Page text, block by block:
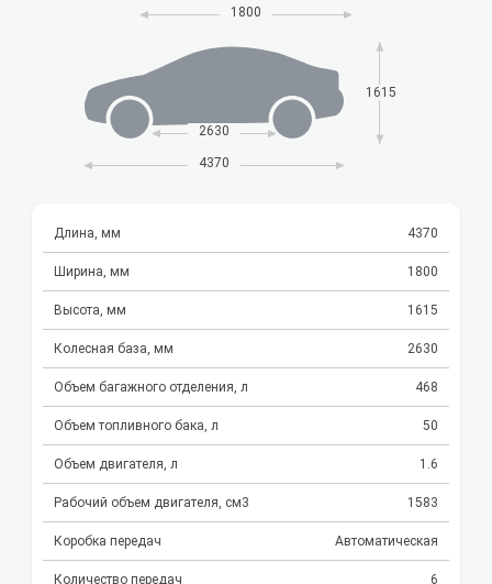
1800
2630
1615
4370
Длина, мм 4370
Ширина, мм 1800
Высота, мм 1615
Колесная база, мм 2630
Объем багажного отделения, л 468
Объем топливного бака, л 50
Объем двигателя, л 1.6
Рабочий объем двигателя, см3 1583
Коробка передач Автоматическая
Количество передач 6